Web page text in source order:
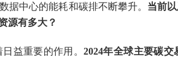
数据中心的能耗和碳排不断攀升。 当前
源有多大 ？
益重要的作用 。2024年全球主要碳交